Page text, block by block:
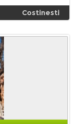
Costinesti